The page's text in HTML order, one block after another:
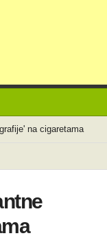
na cigaretama